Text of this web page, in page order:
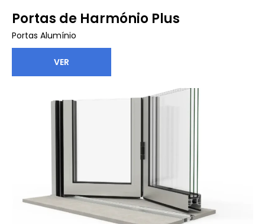
Portas de Harmónio Plus
Portas Alumínio
VER